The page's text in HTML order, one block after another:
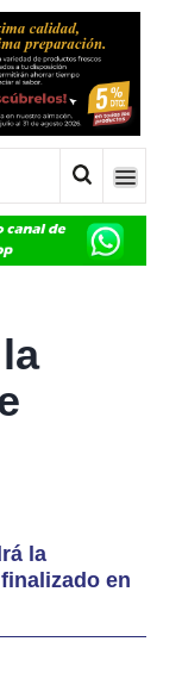
la
en